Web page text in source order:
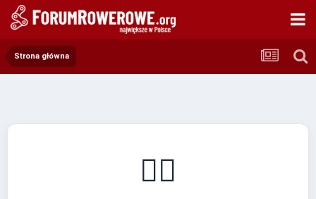
Strona główna
🚴‍♂️